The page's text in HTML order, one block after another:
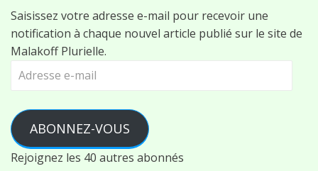
Saisissez votre adresse e-mail pour recevoir une
notification à chaque nouvel article publié sur le site de
Malakoff Plurielle.
Adresse
ABONNEZ-VOUS
Rejoignez les 40 autres abonnés